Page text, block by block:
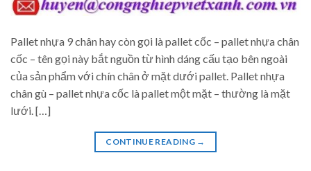
Pallet nhựa 9 chân hay còn gọi là pallet cốc – pallet nhựa chân
cốc – tên gọi này bắt nguồn từ hình dáng cấu tạo bên ngoài
của sản phẩm với chín chân ở mặt dưới pallet. Pallet nhựa
chân gù – pallet nhựa cốc là pallet một mặt – thường là mặt
lưới. […]
CONTINUE READING →